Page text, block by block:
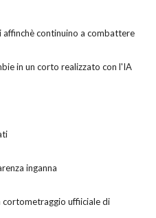
continuino a combattere
in un corto realizzato con l'IA
inganna
cortometraggio uffiiciale di